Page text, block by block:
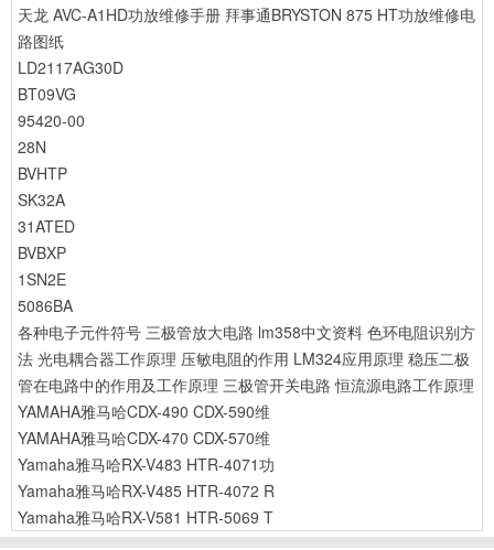
天龙 AVC-A1HD功放维修手册 拜事通BRYSTON 875 HT功放维修电
路图纸
LD2117AG30D
BT09VG
95420-00
28N
BVHTP
SK32A
31ATED
BVBXP
1SN2E
5086BA
各种电子元件符号 三极管放大电路 lm358中文资料 色环电阻识别方
法 光电耦合器工作原理 压敏电阻的作用 LM324应用原理 稳压二极
管在电路中的作用及工作原理 三极管开关电路 恒流源电路工作原理
YAMAHA雅马哈CDX-490 CDX-590维
YAMAHA雅马哈CDX-470 CDX-570维
Yamaha雅马哈RX-V483 HTR-4071功
Yamaha雅马哈RX-V485 HTR-4072 R
Yamaha雅马哈RX-V581 HTR-5069 T